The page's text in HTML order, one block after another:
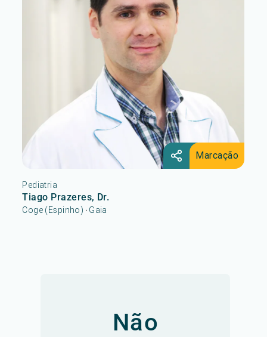
Marcação
Pediatria
Tiago Prazeres, Dr.
Coge (Espinho) • Gaia
Não